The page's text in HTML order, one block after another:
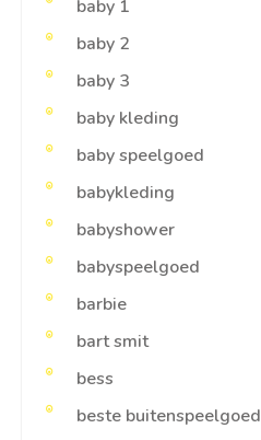
baby 1
baby 2
baby 3
baby kleding
baby speelgoed
babykleding
babyshower
babyspeelgoed
barbie
bart smit
bess
beste buitenspeelgoed